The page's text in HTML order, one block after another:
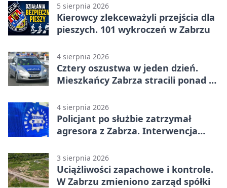
5 sierpnia 2026
Kierowcy zlekceważyli przejścia dla
pieszych. 101 wykroczeń w Zabrzu
4 sierpnia 2026
Cztery oszustwa w jeden dzień.
Mieszkańcy Zabrza stracili ponad 6
4 sierpnia 2026
Policjant po służbie zatrzymał
agresora z Zabrza. Interwencja
3 sierpnia 2026
Uciążliwości zapachowe i kontrole.
W Zabrzu zmieniono zarząd spółki